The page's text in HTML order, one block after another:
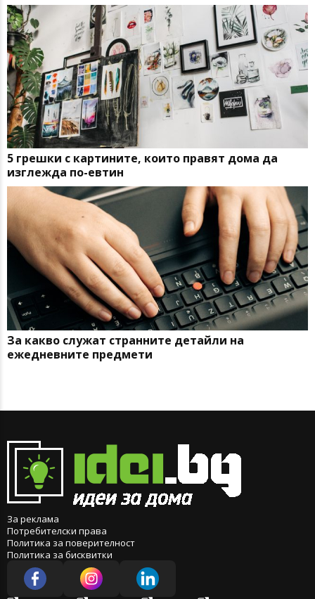
5 грешки с картините, които правят дома да
изглежда по-евтин
За какво служат странните детайли на
ежедневните предмети
За реклама
Потребителски права
Политика за поверителност
Политика за бисквитки